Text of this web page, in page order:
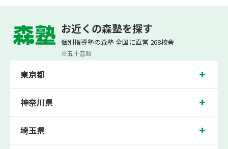
数・英語・国語）[個別]とDOJO[集団]、中学生は5科目（数学・英語・国語・理
科・社会）、高校生は7科目（数学・英語・国語[古典・現代文]・理科[物理・化
学・生物・地学]・地理歴史・公民・小論文）を提供しています。
また、個別指導塾「森塾」では「成績保証制度」を提供しており、高校生の入塾後
満でご入塾の場合、受講科目が1科目で+20点以上。60点以上でご入塾の場合、そ
上がらなければ、3学期目の対象科目授業料を全額免除し、1学期間無料で指導させ
ていただきます。＊定期テストの一科目あたりの満点数が100点でない地域では、
100点満点に換算した場合の上記 記載点数相当の内容を保証させていただきます。
校、福栄中学校、妙典中学校、塩浜中学校、南行徳中学校の各中学校の生徒さん、
お近くの森塾を探す
個別指導塾の森塾 全国に直営 268校舎
※五十音順
東京都
神奈川県
埼玉県